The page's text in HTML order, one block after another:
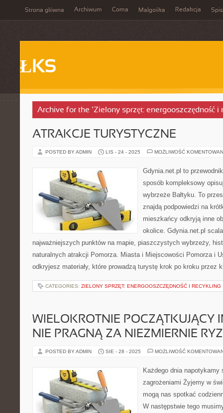
Strona główna Archiwum Coma Małgośka Redakcja
ŁKS
Archive for the ‘Zielony sprzęt: energooszczędność i
ATRAKCJE TURYSTYCZNE
POSTED BY ADMIN LIS - 24 - 2025 MOŻLIWOŚĆ
Gdynia.net.pl to
sposób kompleksowy
wybrzeże Bałtyku. To
znajdą podpowiedzi na
mieszkańcy odkryją inne
okolice. Gdynia.net.pl
najważniejszych punktów na mapie, piaszczystych wybrzeży,
naturalnych atrakcji Pomorza. Miasta i Miejscowości Pomorza i
odkryjesz materiały, które prowadzą turystę krok po kroku przez
CATEGORIES: ZIELONY SPRZĘT: ENERGOOSZCZĘDNOŚĆ I RECYKLING
WIELOKROTNIE POCZĄTKUJĄCY
NIE PRAGNĄ ZA NIEZMIERNIE
POSTED BY ADMIN SIE - 28 - 2025 MOŻLIWOŚĆ
Każdego dnia napotykamy
zagrożeniami Żyjemy w
mogą nas spotkać
W następstwie tego